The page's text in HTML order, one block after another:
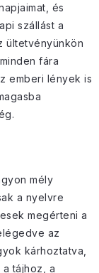
és
szállást a
ültetvényünkön
fára
emberi lények is
mély
a nyelvre
megérteni a
az
kárhoztatva,
tájhoz, a